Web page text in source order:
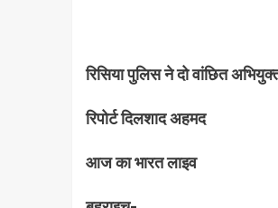
रिसिया पुलिस ने दो वांछित
रिपोर्ट दिलशाद अहमद
आज का भारत लाइव